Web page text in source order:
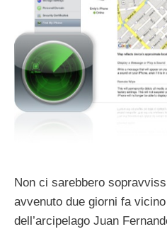
Non ci sarebbero
avvenuto due giorni fa vicino
dell’arcipelago Juan